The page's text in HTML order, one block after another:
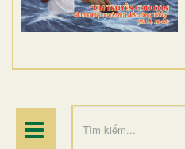
ĐOÀN THỂ CG
ĐIỂM HÀNH HƯƠNG